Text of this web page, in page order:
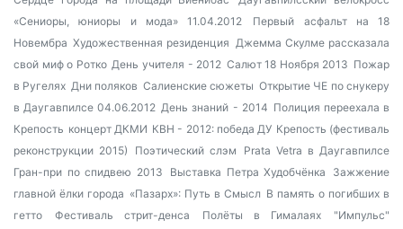
«Сениоры, юниоры и мода» 11.04.2012
Первый асфальт на 18
Новембра Художественная резиденция Джемма Скулме рассказала
свой миф о Ротко День учителя - 2012 Салют 18 Ноября 2013 Пожар
в Ругелях Дни поляков Салиенские сюжеты Открытие ЧЕ по снукеру
в Даугавпилсе 04.06.2012 День знаний - 2014 Полиция переехала в
Крепость концерт ДКМИ КВН - 2012: победа ДУ Крепость (фестиваль
реконструкции 2015)
Поэтический слэм
Prata Vetra в Даугавпилсе
Гран-при по спидвею 2013
Выставка Петра Худобчёнка
Зажжение
главной ёлки города «Пазарх»: Путь в Смысл В память о погибших в
гетто
Фестиваль стрит-денса Полёты в Гималаях
"Импульс"